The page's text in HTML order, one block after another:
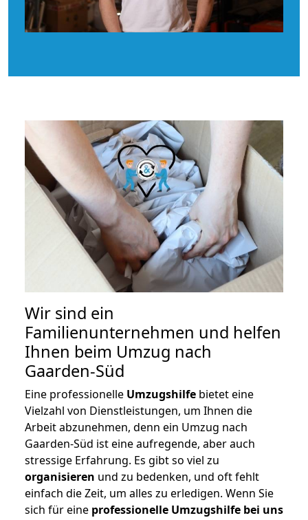
Wir sind ein
Familienunternehmen und helfen
Ihnen beim Umzug nach
Gaarden-Süd
Eine professionelle Umzugshilfe bietet eine
Vielzahl von Dienstleistungen, um Ihnen die
Arbeit abzunehmen, denn ein Umzug nach
Gaarden-Süd ist eine aufregende, aber auch
stressige Erfahrung. Es gibt so viel zu
organisieren und zu bedenken, und oft fehlt
einfach die Zeit, um alles zu erledigen. Wenn Sie
sich für eine professionelle Umzugshilfe bei uns